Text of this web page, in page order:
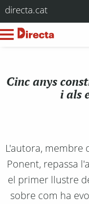
directa.cat
Cinc anys
i als
L'autora, membre
Ponent, repassa
el primer llustre
sobre com ha